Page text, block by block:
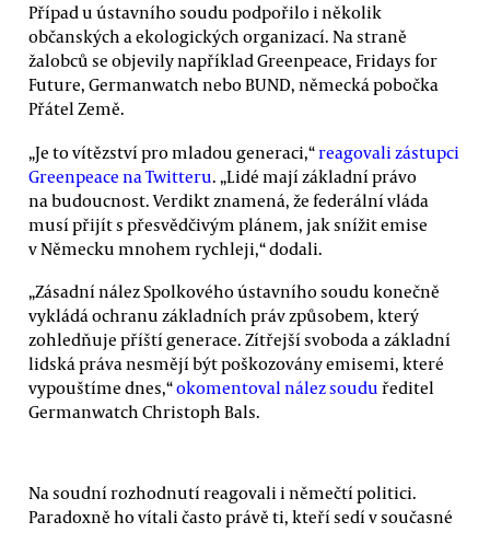
Případ u ústavního soudu podpořilo i několik
občanských a ekologických organizací. Na straně
žalobců se objevily například Greenpeace, Fridays for
Future, Germanwatch nebo BUND, německá pobočka
Přátel Země.
„Je to vítězství pro mladou generaci,“reagovali zástupci
Greenpeace na Twitteru. „Lidé mají základní právo
na budoucnost. Verdikt znamená, že federální vláda
musí přijít s přesvědčivým plánem, jak snížit emise
v Německu mnohem rychleji,“ dodali.
„Zásadní nález Spolkového ústavního soudu konečně
vykládá ochranu základních práv způsobem, který
zohledňuje příští generace. Zítřejší svoboda a základní
lidská práva nesmějí být poškozovány emisemi, které
vypouštíme dnes,“okomentoval nález soudu ředitel
Germanwatch Christoph Bals.
Na soudní rozhodnutí reagovali i němečtí politici.
Paradoxně ho vítali často právě ti, kteří sedí v současné